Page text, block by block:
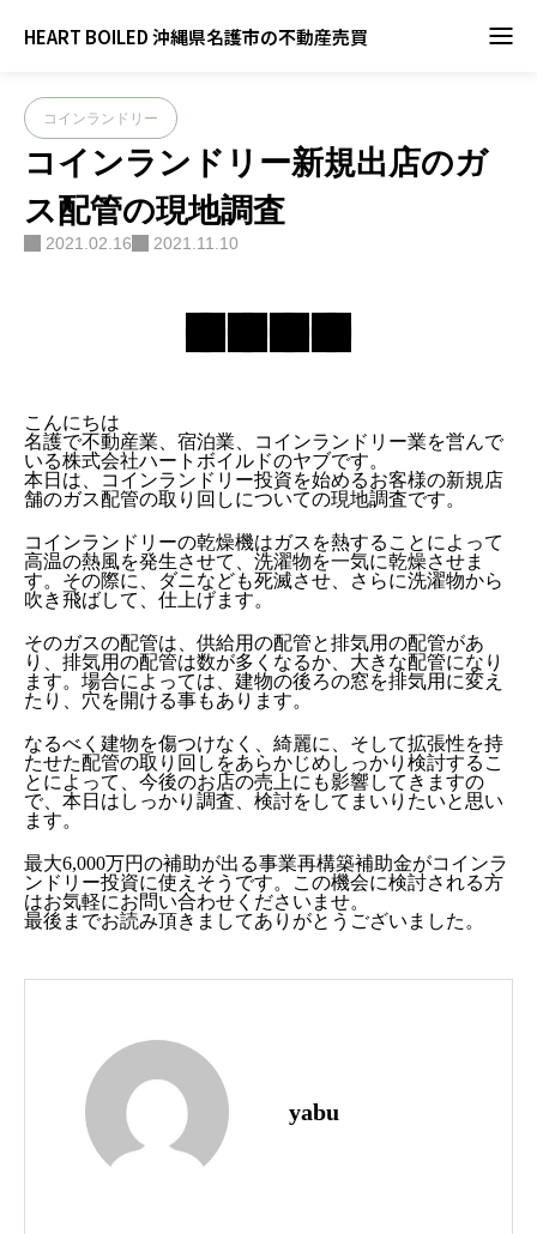
HEART BOILED 沖縄県名護市の不動産売買
ブログ コインランドリー, ブログ コインランドリー新規出店のガス配管の
コインランドリー
コインランドリー新規出店のガ
ス配管の現地調査
2021.02.16 2021.11.10
こんにちは
名護で不動産業、宿泊業、コインランドリー業を営んで
いる株式会社ハートボイルドのヤブです。
本日は、コインランドリー投資を始めるお客様の新規店
舗のガス配管の取り回しについての現地調査です。
コインランドリーの乾燥機はガスを熱することによって
高温の熱風を発生させて、洗濯物を一気に乾燥させま
す。その際に、ダニなども死滅させ、さらに洗濯物から
吹き飛ばして、仕上げます。
そのガスの配管は、供給用の配管と排気用の配管があ
り、排気用の配管は数が多くなるか、大きな配管になり
ます。場合によっては、建物の後ろの窓を排気用に変え
たり、穴を開ける事もあります。
なるべく建物を傷つけなく、綺麗に、そして拡張性を持
たせた配管の取り回しをあらかじめしっかり検討するこ
とによって、今後のお店の売上にも影響してきますの
で、本日はしっかり調査、検討をしてまいりたいと思い
ます。
最大6,000万円の補助が出る事業再構築補助金がコインラ
ンドリー投資に使えそうです。この機会に検討される方
はお気軽にお問い合わせくださいませ。
最後までお読み頂きましてありがとうございました。
yabu